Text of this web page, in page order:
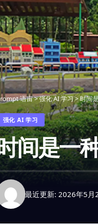
语宙>强化 AI 学习>时间
强化 AI 学习
间是一
最近更新: 2026年5月